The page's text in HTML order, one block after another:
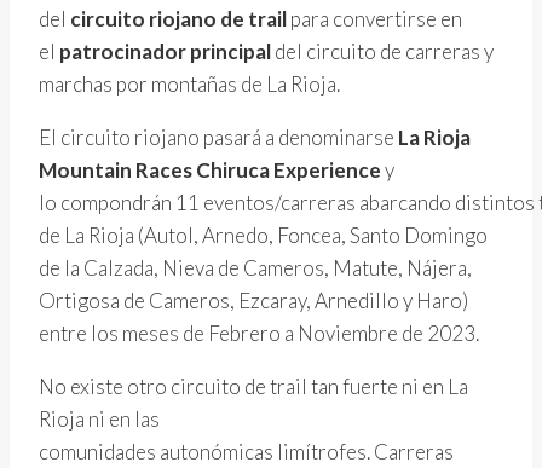
del circuito riojano de trailpara convertirse en
el patrocinador principaldel circuito de carreras y
marchas por montañas de La Rioja.
El circuito riojano pasará a denominarse La Rioja
Mountain Races Chiruca Experiencey
lo compondrán 11 eventos/carreras abarcando
de La Rioja (Autol, Arnedo, Foncea, Santo Domingo
de la Calzada, Nieva de Cameros, Matute, Nájera,
Ortigosa de Cameros, Ezcaray, Arnedillo y Haro)
entre los meses de Febrero a Noviembre de 2023.
No existe otro circuito de trail tan fuerte ni en La
Rioja ni en las
comunidades autonómicas limítrofes. Carreras